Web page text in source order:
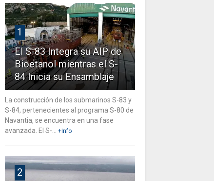
1
El S-83 Integra su AIP de
Bioetanol mientras el S-
84 Inicia su Ensamblaje
La construcción de los submarinos S-83 y
S-84, pertenecientes al programa S-80 de
Navantia, se encuentra en una fase
avanzada. El S-...
+Info
2